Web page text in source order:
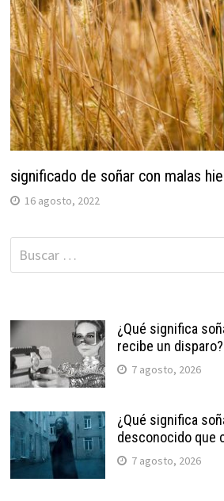
significado de soñar con malas
16 agosto, 2022
Buscar:
¿Qué significa
recibe un disparo?
7 agosto, 2026
¿Qué significa
desconocido que
7 agosto, 2026